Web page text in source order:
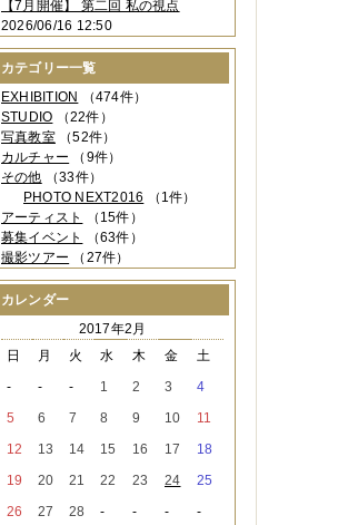
2022年11月（2件）
2022年10月（4件）
2022年09月（2件）
2022年08月
（3件）
2022年07月（3件）
2022年05月（4件）
2022年04月（2件）
2022年03月
（5件）
2022年02月（3件）
2022年01月（3件）
2021年12月（2件）
2021年11月（3件）
2021年10月
（1件）
2021年08月
2021年07月（1件）
（3件）
2021年05月（2件）
（3件）
2021年02月 （1件）
2020年12月（3件）
2020年11月（6件）
2020年09月（5件）
【7月開催】 第二回 私の視点
2026/06/16 12:50
カテゴリー一覧
EXHIBITION （474件）
STUDIO （22件）
写真教室（52件）
カルチャー （9件）
その他 （33件）
PHOTO NEXT2016 （1件）
アーティスト
（15件）
募集イベント
（63件）
撮影ツアー （27件）
カレンダー
2017年2月
日
月 火 水 木 金
土
-
- - 1 2 3
4
5
6 7 8 9 10
11
12
13 14 15 16 17
18
19
20 21 22 23 24
25
26
27 28 - - -
-